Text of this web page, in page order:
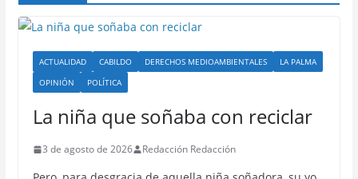
ACTUALIDAD CABILDO DERECHOS MEDIOAMBIENTALES
LA PALMA
OPINIÓN
POLÍTICA
La niña que soñaba con reciclar
3 de agosto de 2026 Redacción Redacción